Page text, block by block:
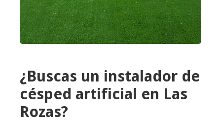
¿Buscas un instalador de
césped artificial en Las
Rozas?